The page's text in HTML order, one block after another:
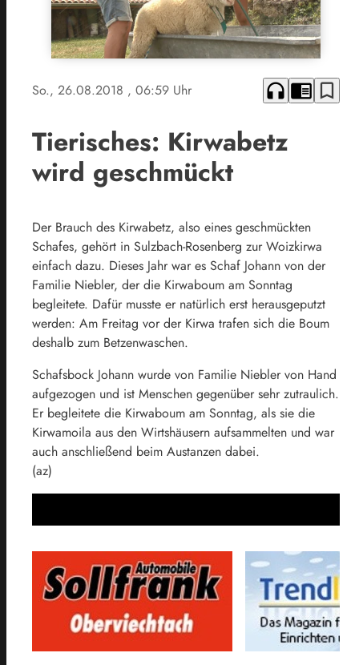
So., 26.08.2018 , 06:59 Uhr headphones chrome_reader_mode bookmark_border
Tierisches: Kirwabetz
wird geschmückt
Der Brauch des Kirwabetz, also eines geschmückten
Schafes, gehört in Sulzbach-Rosenberg zur Woizkirwa
einfach dazu. Dieses Jahr war es Schaf Johann von der
Familie Niebler, der die Kirwaboum am Sonntag
begleitete. Dafür musste er natürlich erst herausgeputzt
werden: Am Freitag vor der Kirwa trafen sich die Boum
deshalb zum Betzenwaschen.
Schafsbock Johann wurde von Familie Niebler von Hand
aufgezogen und ist Menschen gegenüber sehr zutraulich.
Er begleitete die Kirwaboum am Sonntag, als sie die
Kirwamoila aus den Wirtshäusern aufsammelten und war
auch anschließend beim Austanzen dabei.
(az)